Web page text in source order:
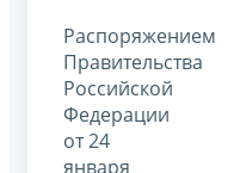
Распоряжением
Правительства
Российской
Федерации
от 24
января